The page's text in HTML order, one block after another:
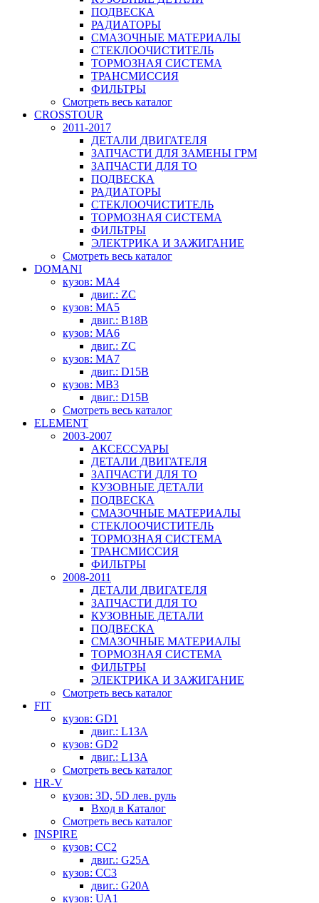
ПОДВЕСКА
РАДИАТОРЫ
СМАЗОЧНЫЕ МАТЕРИАЛЫ
СТЕКЛООЧИСТИТЕЛЬ
ТОРМОЗНАЯ СИСТЕМА
ТРАНСМИССИЯ
ФИЛЬТРЫ
Смотреть весь каталог
CROSSTOUR
2011-2017
ДЕТАЛИ ДВИГАТЕЛЯ
ЗАПЧАСТИ ДЛЯ ЗАМЕНЫ ГРМ
ЗАПЧАСТИ ДЛЯ ТО
ПОДВЕСКА
РАДИАТОРЫ
СТЕКЛООЧИСТИТЕЛЬ
ТОРМОЗНАЯ СИСТЕМА
ФИЛЬТРЫ
ЭЛЕКТРИКА И ЗАЖИГАНИЕ
Смотреть весь каталог
DOMANI
кузов: MA4
двиг.: ZC
кузов: MA5
двиг.: B18B
кузов: MA6
двиг.: ZC
кузов: MA7
двиг.: D15B
кузов: MB3
двиг.: D15B
Смотреть весь каталог
ELEMENT
2003-2007
АКСЕССУАРЫ
ДЕТАЛИ ДВИГАТЕЛЯ
ЗАПЧАСТИ ДЛЯ ТО
КУЗОВНЫЕ ДЕТАЛИ
ПОДВЕСКА
СМАЗОЧНЫЕ МАТЕРИАЛЫ
СТЕКЛООЧИСТИТЕЛЬ
ТОРМОЗНАЯ СИСТЕМА
ТРАНСМИССИЯ
ФИЛЬТРЫ
2008-2011
ДЕТАЛИ ДВИГАТЕЛЯ
ЗАПЧАСТИ ДЛЯ ТО
КУЗОВНЫЕ ДЕТАЛИ
ПОДВЕСКА
СМАЗОЧНЫЕ МАТЕРИАЛЫ
ТОРМОЗНАЯ СИСТЕМА
ФИЛЬТРЫ
ЭЛЕКТРИКА И ЗАЖИГАНИЕ
Смотреть весь каталог
FIT
кузов: GD1
двиг.: L13A
кузов: GD2
двиг.: L13A
Смотреть весь каталог
HR-V
кузов: 3D, 5D лев. руль
Вход в Каталог
Смотреть весь каталог
INSPIRE
кузов: CC2
двиг.: G25A
кузов: CC3
двиг.: G20A
кузов: UA1